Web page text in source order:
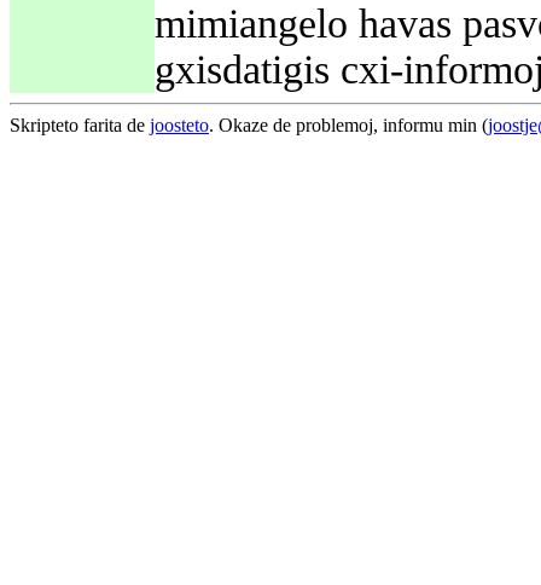
mimiangelo havas
gxisdatigis cxi-
Skripteto farita de joosteto. Okaze de problemoj, informu min (